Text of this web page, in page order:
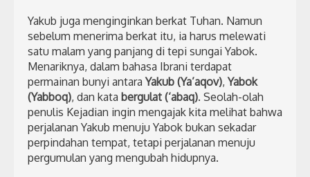
Yakub juga menginginkan berkat Tuhan. Namun
sebelum menerima berkat itu, ia harus melewati
satu malam yang panjang di tepi sungai Yabok.
Menariknya, dalam bahasa Ibrani terdapat
permainan bunyi antaraYakub (Ya’aqov),Yabok
(Yabboq), dan kata bergulat (‘abaq). Seolah-olah
penulis Kejadian ingin mengajak kita melihat bahwa
perjalanan Yakub menuju Yabok bukan sekadar
perpindahan tempat, tetapi perjalanan menuju
pergumulan yang mengubah hidupnya.